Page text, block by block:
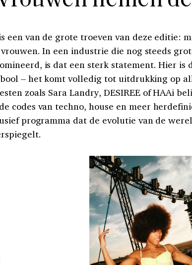
een van de grote troeven van deze editie:
In een industrie die nog steeds
is dat een sterk statement. Hier is
– het komt volledig tot uitdrukking op
zoals Sara Landry, DESIREE of HAAi
codes van techno, house en meer
programma dat de evolutie van de